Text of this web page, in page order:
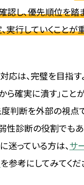
認し、優先順位を踏
実行していくことが
応は、完璧を目指す
ら確実に潰す」こと
度判断を外部の視点
性診断の役割でもあ
迷っている方は、サ
を参考にしてみてくだ